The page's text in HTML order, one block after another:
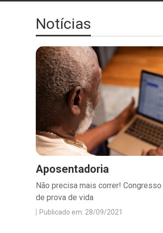
Notícias
Aposentadoria
Não precisa mais correr!
de prova de vida
Publicado em: 28/09/2021